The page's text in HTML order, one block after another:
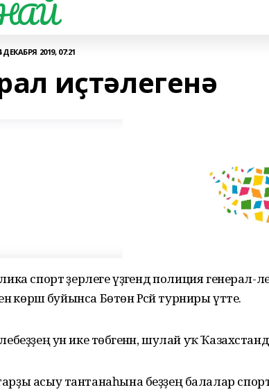
ДЕКАБРЯ 2019, 07:21
иҫтәлегенә
спорт әҙерлеге үҙәгендә полиция
көрәш буйынса Бөтөн Рәсәй турниры үтте.
ун ике төбәгенән, шулай уҡ
асыу тантанаһына беҙҙең балалар спорт